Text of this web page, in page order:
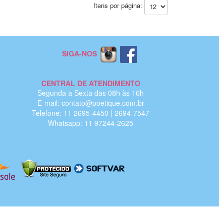
Itens por página:
SIGA-NOS
CENTRAL DE ATENDIMENTO
Segunda a Sexta das 08h às 16h
E-mail: contato@poetique.com.br
Telefone: 11 2695-4450 | 2694-7547
Whatsapp: 11 97244-2625